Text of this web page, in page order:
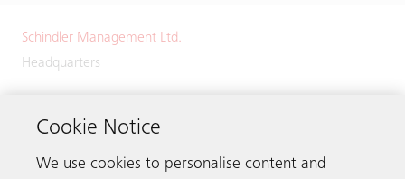
Schindler Management Ltd.
Headquarters
6030 Ebikon
Cookie Notice
We use cookies to personalise content and